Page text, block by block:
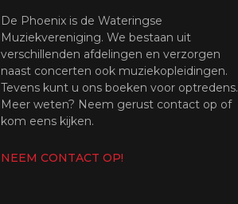
De Phoenix is de Wateringse
Muziekvereniging. We bestaan uit
verschillenden afdelingen en verzorgen
naast concerten ook muziekopleidingen.
Tevens kunt u ons boeken voor optredens.
Meer weten? Neem gerust contact op of
kom eens kijken.
NEEM CONTACT OP!